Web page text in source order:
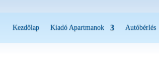
Kezdőlap Kiadó Apartmanok Autóbérlés